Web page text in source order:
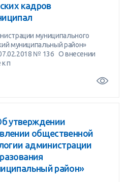
кадров
муниципального
муниципальный район»
№ 136 О внесении
п
утверждении
общественной
администрации
район»